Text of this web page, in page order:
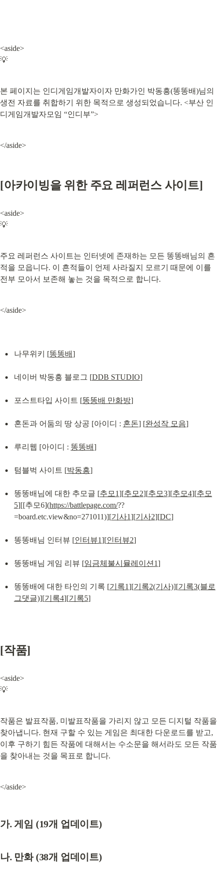
<aside>
💡
본 페이지는 인디게임개발자이자 만화가인 박동흥(똥똥배)님의
생전 자료를 취합하기 위한 목적으로 생성되었습니다. <부산 인
디게임개발자모임 “인디부”>
</aside>
[아카이빙을 위한 주요 레퍼런스 사이트]
<aside>
💡
주요 레퍼런스 사이트는 인터넷에 존재하는 모든 똥똥배님의 흔
적을 모읍니다. 이 흔적들이 언제 사라질지 모르기 때문에 이를
전부 모아서 보존해 놓는 것을 목적으로 합니다.
</aside>
나무위키 [똥똥배]
네이버 박동흥 블로그 [DDB STUDIO]
포스트타입 사이트 [똥똥배 만화방]
혼돈과 어둠의 땅 상공 [아이디 : 혼돈] [완성작 모음]
루리웹 [아이디 : 똥똥배]
텀블벅 사이트 [박동흥]
똥똥배님에 대한 추모글 [추모1][추모2][추모3][추모4][추모
5][[추모6](https://battlepage.com/??
=board.etc.view&no=271011)][기사1][기사2][DC]
똥똥배님 인터뷰 [인터뷰1][인터뷰2]
똥똥배님 게임 리뷰 [임금체불시뮬레이션1]
똥똥배에 대한 타인의 기록 [기록1][기록2(기사)][기록3(블로
그댓글)][기록4][기록5]
[작품]
<aside>
💡
작품은 발표작품, 미발표작품을 가리지 않고 모든 디지털 작품을
찾아냅니다. 현재 구할 수 있는 게임은 최대한 다운로드를 받고,
이후 구하기 힘든 작품에 대해서는 수소문을 해서라도 모든 작품
을 찾아내는 것을 목표로 합니다.
</aside>
가. 게임 (19개 업데이트)
나. 만화 (38개 업데이트)